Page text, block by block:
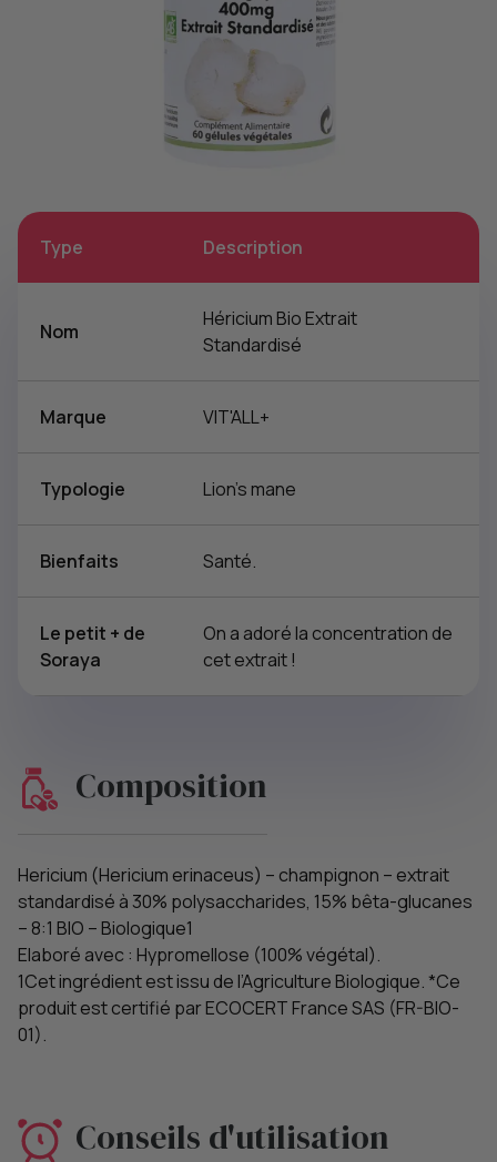
Type Description
Nom
Héricium Bio Extrait
Standardisé
Marque VIT'ALL+
Typologie Lion’s mane
Bienfaits Santé.
Le petit + de
Soraya
On a adoré la concentration de
cet extrait !
Composition
Hericium (Hericium erinaceus) – champignon – extrait
standardisé à 30% polysaccharides, 15% bêta-glucanes
– 8:1 BIO – Biologique1
Elaboré avec : Hypromellose (100% végétal).
1Cet ingrédient est issu de l’Agriculture Biologique. *Ce
produit est certifié par ECOCERT France SAS (FR-BIO-
01).
Conseils d'utilisation